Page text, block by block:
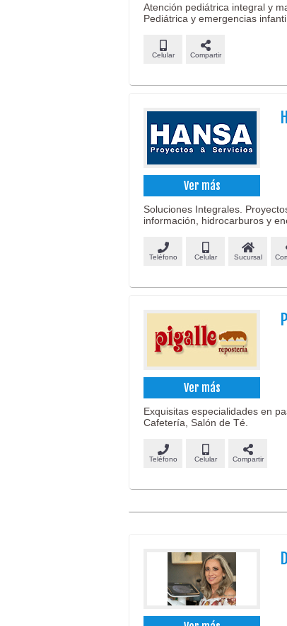
Atención pediátrica integral y
Pediátrica y emergencias
Celular Compartir
Ver más
Soluciones Integrales.
información, hidrocarburos y
Teléfono Celular Sucursal
Ver más
Exquisitas especialidades en
Cafetería, Salón de Té.
Teléfono Celular Compartir